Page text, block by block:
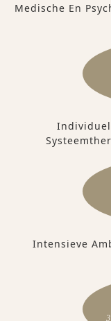
Medische En
Intensieve